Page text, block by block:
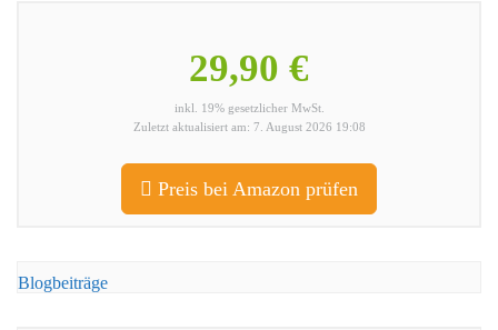
29,90 €
inkl. 19% gesetzlicher MwSt.
Zuletzt aktualisiert am: 7. August 2026 19:08
Preis bei Amazon prüfen
Blogbeiträge